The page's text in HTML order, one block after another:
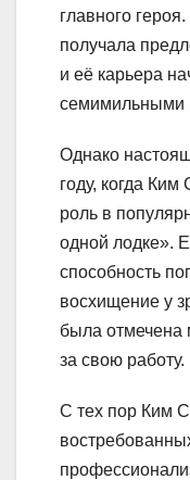
главного
получала
и её карьера
семимильными
Однако
году, когда
роль в
одной лодке».
способность
восхищение у
была отмечена
за свою работу.
С тех пор Ким